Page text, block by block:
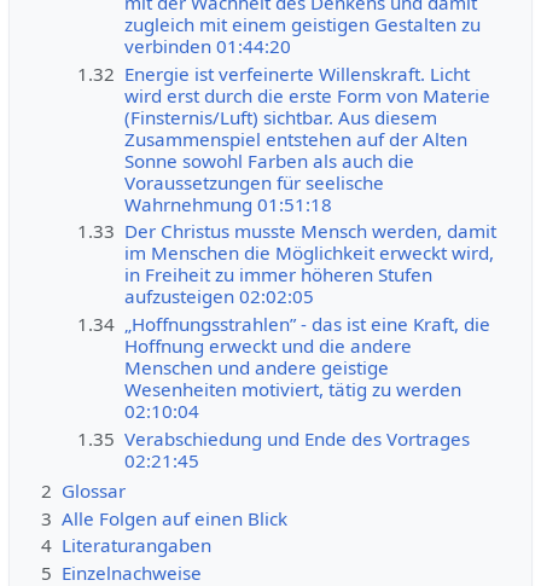
zugleich mit einem geistigen Gestalten zu
verbinden 01:44:20
1.32 Energie ist verfeinerte Willenskraft. Licht
wird erst durch die erste Form von Materie
(Finsternis/Luft) sichtbar. Aus diesem
Zusammenspiel entstehen auf der Alten
Sonne sowohl Farben als auch die
Voraussetzungen für seelische
Wahrnehmung 01:51:18
1.33 Der Christus musste Mensch werden, damit
im Menschen die Möglichkeit erweckt wird,
in Freiheit zu immer höheren Stufen
aufzusteigen 02:02:05
1.34 „Hoffnungsstrahlen” - das ist eine Kraft, die
Hoffnung erweckt und die andere
Menschen und andere geistige
Wesenheiten motiviert, tätig zu werden
02:10:04
1.35 Verabschiedung und Ende des Vortrages
02:21:45
2 Glossar
3 Alle Folgen auf einen Blick
4 Literaturangaben
5 Einzelnachweise